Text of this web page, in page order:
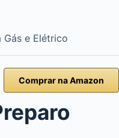
e Elétrico
Comprar na Amazon